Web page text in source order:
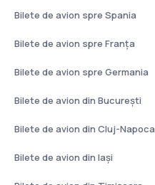
Bilete de avion spre Spania
Bilete de avion spre Franţa
Bilete de avion spre Germania
Bilete de avion din București
Bilete de avion din Cluj-Napoca
Bilete de avion din Iași